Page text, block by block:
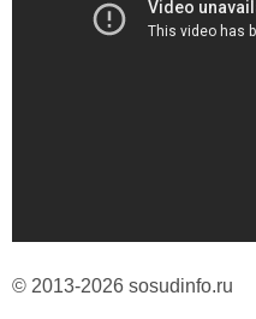
© 2013-2026 sosudinfo.ru